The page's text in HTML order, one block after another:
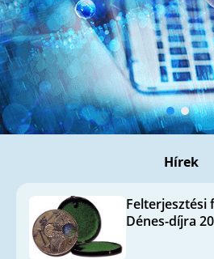
Hírek
Felterjesztési
Dénes-díjra